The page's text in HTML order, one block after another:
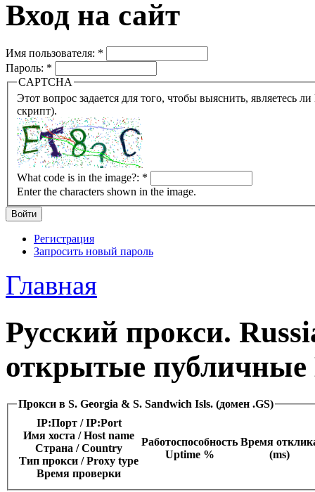
Вход на сайт
Имя пользователя: *
Пароль: *
CAPTCHA
Этот вопрос задается для того, чтобы выяснить, являетесь ли Вы человеком или представляете из себя робота
скрипт).
What code is in the image?: *
Enter the characters shown in the image.
Регистрация
Запросить новый пароль
Главная
Русский прокси.
открытые публичные
Прокси в S. Georgia & S. Sandwich Isls. (домен .GS)
IP:Порт / IP:Port
Имя хоста / Host name
Страна / Сountry
Тип прокси / Proxy type
Время проверки
Работоспособность
Uptime %
Время
(ms)